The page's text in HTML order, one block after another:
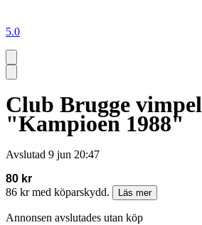
5.0
Club Brugge vimpel
"Kampioen 1988"
Avslutad 9 jun 20:47
80 kr
86 kr med köparskydd.
Läs mer
Annonsen avslutades utan köp